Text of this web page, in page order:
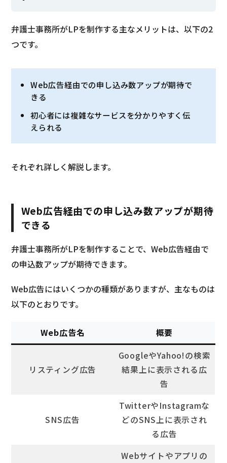
弁護士事務所がLPを制作する主なメリットは、以下の2
つです。
Web広告経由での申し込み数アップが期待で
きる
初心者には複雑なサービスを分かりやすく伝
えられる
それぞれ詳しく解説します。
Web広告経由での申し込み数アップが期待
できる
弁護士事務所がLPを制作することで、Web広告経由で
の申込数アップが期待できます。
Web広告にはいくつかの種類がありますが、主なものは
以下のとおりです。
Web広告名 概要
リスティング広告
GoogleやYahoo!の検索
結果上に表示される広
告
SNS広告
TwitterやInstagramな
どのSNS上に表示され
る広告
Webサイトやアプリの